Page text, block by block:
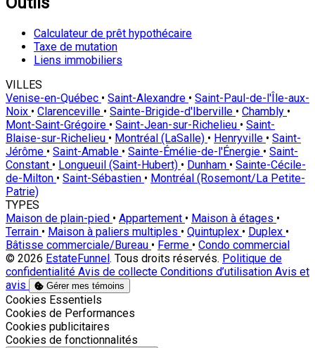
Calculateur de prêt hypothécaire
Taxe de mutation
Liens immobiliers
VILLES
Venise-en-Québec • Saint-Alexandre • Saint-Paul-de-l'Île-aux-
Noix • Clarenceville • Sainte-Brigide-d'Iberville • Chambly •
Mont-Saint-Grégoire • Saint-Jean-sur-Richelieu • Saint-
Blaise-sur-Richelieu • Montréal (LaSalle) • Henryville • Saint-
Jérôme • Saint-Amable • Sainte-Émélie-de-l'Énergie • Saint-
Constant • Longueuil (Saint-Hubert) • Dunham • Sainte-Cécile-
de-Milton • Saint-Sébastien • Montréal (Rosemont/La Petite-
Patrie)
TYPES
Maison de plain-pied • Appartement • Maison à étages •
Terrain • Maison à paliers multiples • Quintuplex • Duplex •
Bâtisse commerciale/Bureau • Ferme • Condo commercial
© 2026 EstateFunnel . Tous droits réservés. Politique de
confidentialité Avis de collecte Conditions d’utilisation Avis et
avis
Gérer mes témoins
Activer
Cookies Essentiels
Activer
Cookies de Performances
Activer
Cookies publicitaires
Activer
Cookies de fonctionnalités